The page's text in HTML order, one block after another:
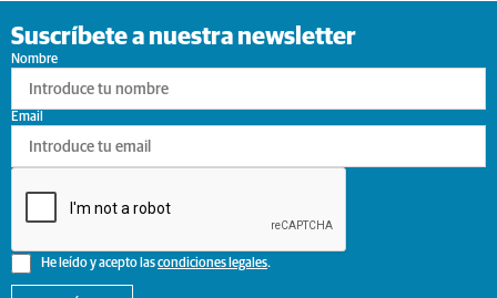
Suscríbete a nuestra newsletter
Nombre
He leído y acepto lascondiciones legales.
Email